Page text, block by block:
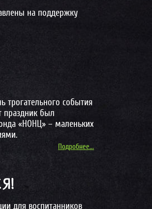
на поддержку
трогательного события
праздник был
«НОНЦ» – маленьких
Подробнее...
для воспитанников